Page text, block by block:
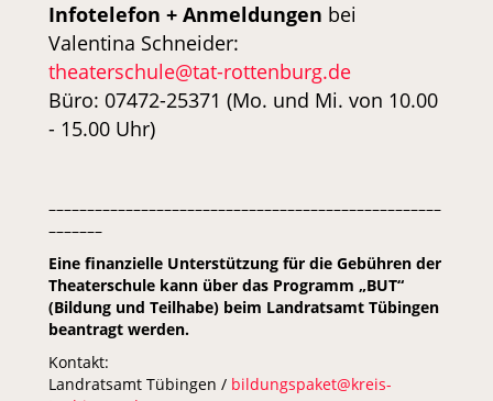
Infotelefon + Anmeldungen bei
Valentina Schneider:
theaterschule@tat-rottenburg.de
Büro: 07472-25371 (Mo. und Mi. von 10.00
- 15.00 Uhr)
–––––––––––––––––––––––––––––––––––––––––––––––––––
–––––––
Eine finanzielle Unterstützung für die Gebühren der
Theaterschule kann über das Programm „BUT“
(Bildung und Teilhabe) beim Landratsamt Tübingen
beantragt werden.
Kontakt:
Landratsamt Tübingen / bildungspaket@kreis-